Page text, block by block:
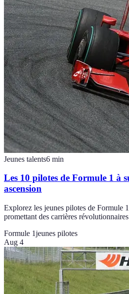
Jeunes talents6 min
Les 10 pilotes de Formule 1 à
ascension
Explorez les jeunes pilotes de Formule
promettant des carrières
Formule 1jeunes pilotes
Aug 4